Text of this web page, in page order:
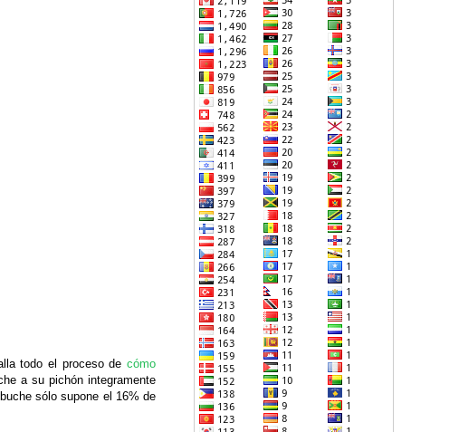
todo el proceso decómo
a su pichón integramente
sólo supone el 16% de